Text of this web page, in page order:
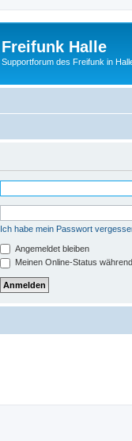
Freifunk Halle
Supportforum des Freifunk in
Ich habe mein Passwort
Angemeldet bleiben
Meinen Online-Status